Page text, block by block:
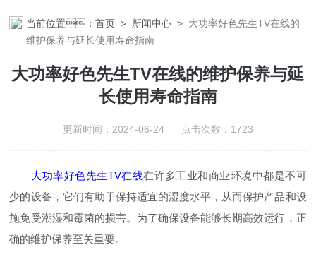
当前位置：首页 > 新闻中心 > 大功率好色先生TV在线的
维护保养与延长使用寿命指南
大功率好色先生TV在线的维护保养与延
长使用寿命指南
更新时间：2024-06-24 点击次数：1723
大功率好色先生TV在线在许多工业和商业环境中都是不可
少的设备，它们有助于保持适宜的湿度水平，从而保护产品和设
施免受潮湿和霉菌的损害。为了确保设备能够长期高效运行，正
确的维护保养至关重要。